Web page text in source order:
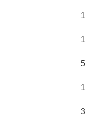
1
1
5
1
3